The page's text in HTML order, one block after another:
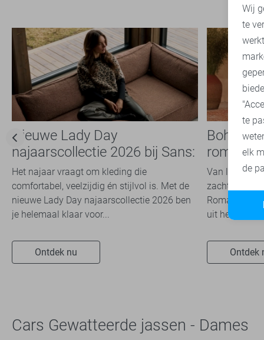
Nieuwe Lady Day
najaarscollectie 2026 bij Sans:
stijl en comfort in
travelkwaliteit
Het najaar vraagt om kleding die
comfortabel, veelzijdig én stijlvol is. Met de
nieuwe Lady Day najaarscollectie 2026 ben
je helemaal klaar voor...
Ontdek nu
Boho
dit
Van luchtige
zachte
Romance
uit het
Ontdek
Cars Gewatteerde jassen - Dames
Wij
te
te
elk
de